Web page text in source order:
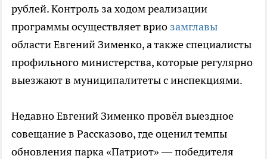
рублей. Контроль за ходом реализации
программы осуществляет врио замглавы
области Евгений Зименко, а также специалисты
профильного министерства, которые регулярно
выезжают в муниципалитеты с инспекциями.
Недавно Евгений Зименко провёл выездное
совещание в Рассказово, где оценил темпы
обновления парка «Патриот» — победителя